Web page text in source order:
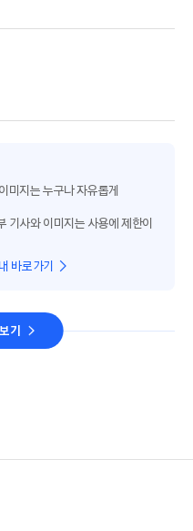
미지는 누구나 자유롭게
기사와 이미지는 사용에 제한이
바로가기
기